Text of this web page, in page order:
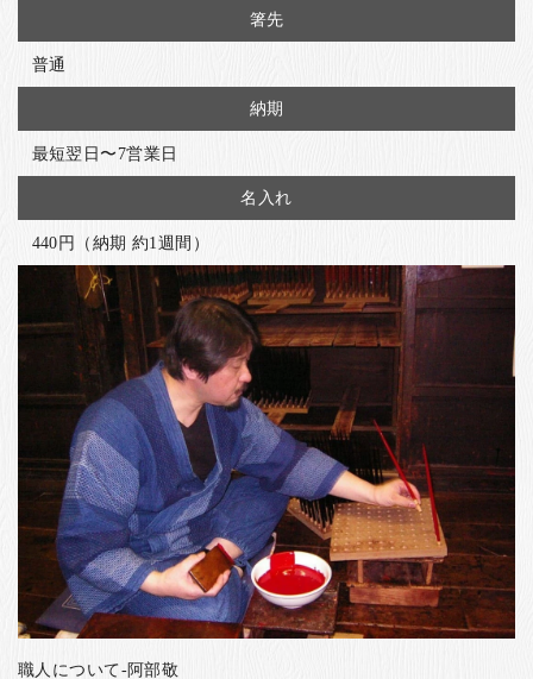
箸先
普通
納期
最短翌日〜7営業日
名入れ
440円（納期 約1週間）
職人について-阿部敬